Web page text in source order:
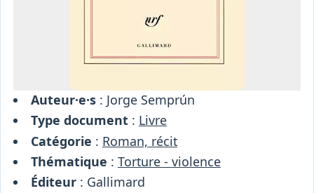
Auteur·e·s: Jorge Semprún
Type document: Livre
Catégorie : Roman, récit
Thématique : Torture - violence
Éditeur: Gallimard